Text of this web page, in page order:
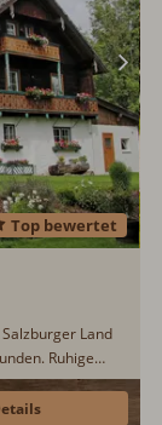
Top bewertet
Land
Ruhige
Kachelofen.